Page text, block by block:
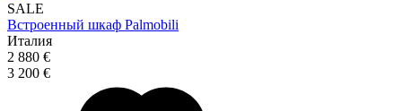
SALE
Встроенный шкаф Palmobili
Италия
2 880 €
3 200 €